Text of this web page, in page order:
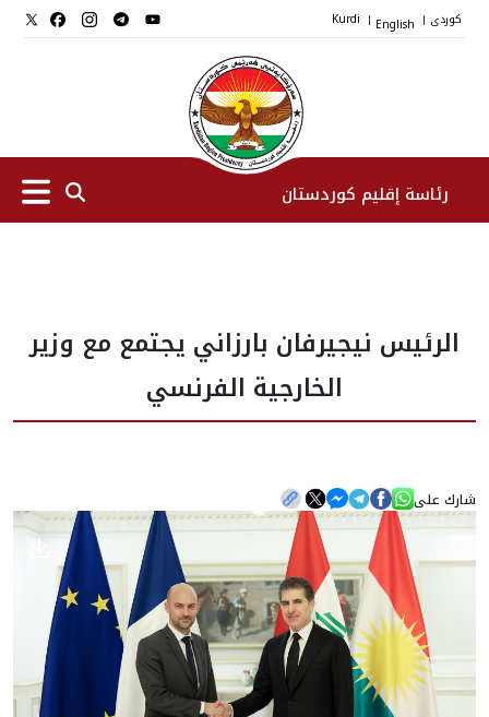
کوردی |
English
|
Kurdi
رئاسة إقليم كوردستان
نواب الرئيس
طاقم الرئاسة
المؤسسات
الأخبار
المعرض
الرئيس نيجيرفان بارزاني يجتمع مع وزير
الخارجية الفرنسي
شارك على